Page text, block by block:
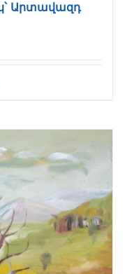
Արտավազդ